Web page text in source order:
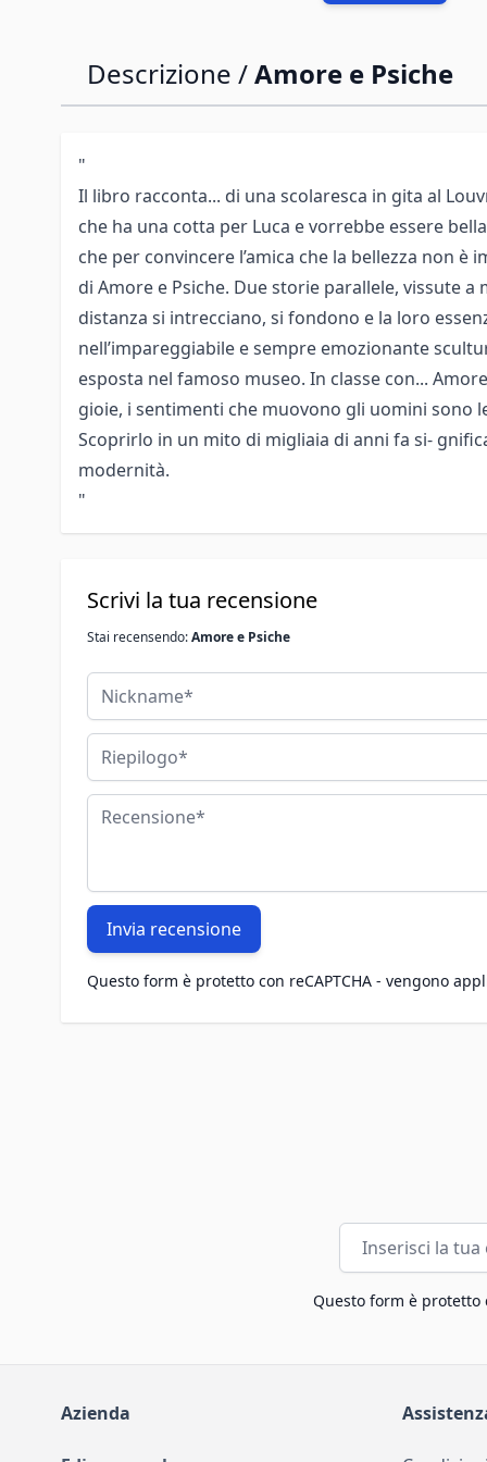
Descrizione /Amore e Psiche
"
Il libro racconta... di una scolaresca in gita al
che ha una cotta per Luca e vorrebbe essere
che per convincere l’amica che la bellezza non
di Amore e Psiche. Due storie parallele, vissute a
distanza si intrecciano, si fondono e la loro
nell’impareggiabile e sempre emozionante
esposta nel famoso museo. In classe con...
gioie, i sentimenti che muovono gli uomini sono
Scoprirlo in un mito di migliaia di anni fa si-
modernità.
"
Scrivi la tua recensione
Stai recensendo:Amore e Psiche
Nickname
Riepilogo
Recensione
Invia recensione
Questo form è protetto con reCAPTCHA - vengono
Indirizzo email
Questo form è protetto
Azienda